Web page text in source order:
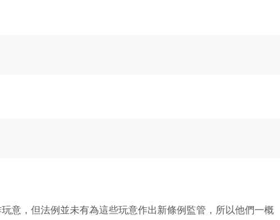
意，但法例並未有為這些玩意作出新條例監管，所以他們一概